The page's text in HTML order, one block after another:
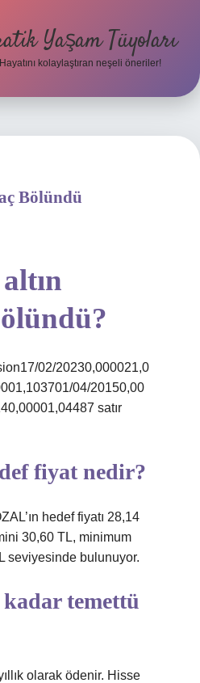
Yaşam Tüyoları
Hayatını kolaylaştıran neşeli öneriler!
Bölündü
02/20230,000021,0
04/20150,00
satır
fiyat nedir?
hedef fiyatı 28,14
30,60 TL, minimum
seviyesinde bulunuyor.
temettü
olarak ödenir. Hisse